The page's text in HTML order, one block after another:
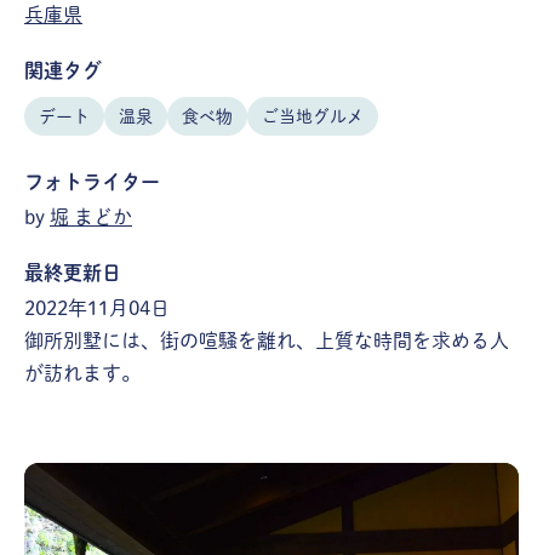
兵庫県
関連タグ
デート 温泉 食べ物 ご当地グルメ
フォトライター
by 堀 まどか
最終更新日
2022年11月04日
御所別墅には、街の喧騒を離れ、上質な時間を求める人
が訪れます。